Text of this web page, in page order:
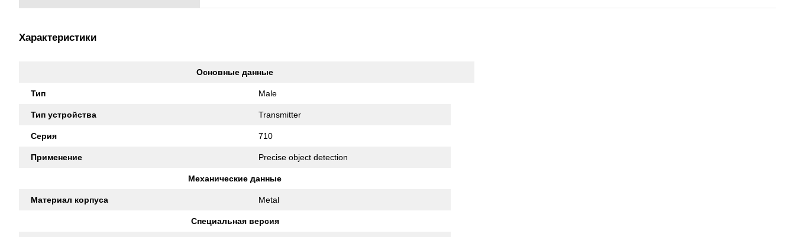
Характеристики
Основные данные
Тип Male
Тип устройства Transmitter
Серия 710
Применение Precise object detection
Механические данные
Материал корпуса Metal
Специальная версия